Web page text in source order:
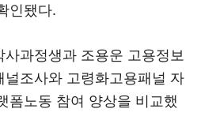
인됐다.
과정생과 조용운 고용정보
조사와 고령화고용패널 자
폼노동 참여 양상을 비교했